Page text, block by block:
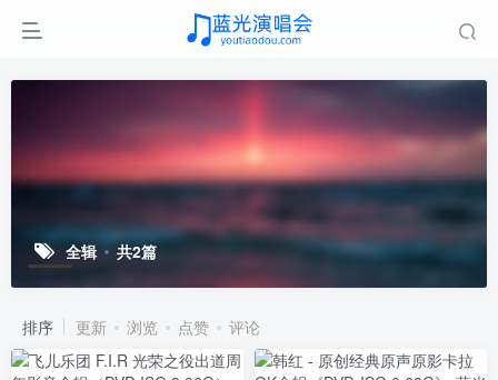
全辑 共2篇
排序 更新 浏览 点赞 评论